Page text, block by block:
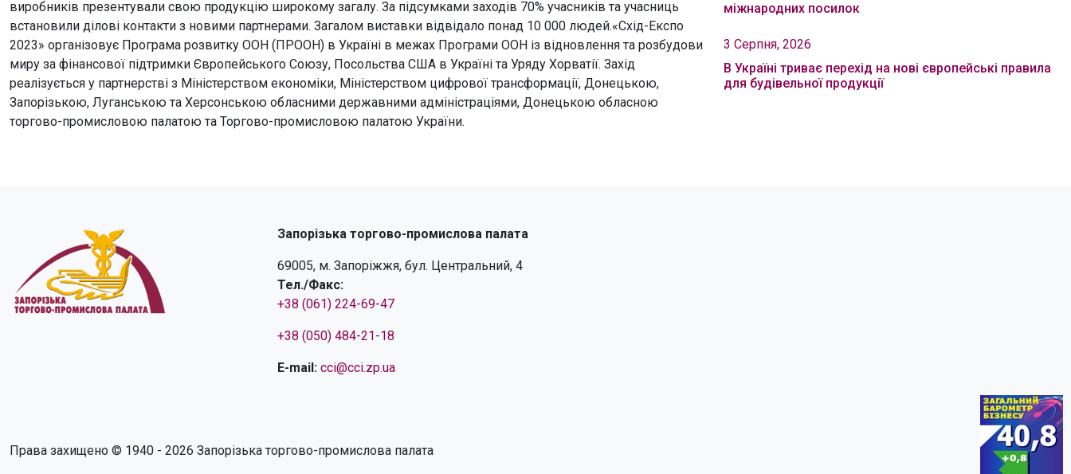
виробників презентували свою продукцію широкому загалу. За підсумками заходів 70% учасників та учасниць
встановили ділові контакти з новими партнерами. Загалом виставки відвідало понад 10 000 людей.«Схід-Експо
2023» організовує Програма розвитку ООН (ПРООН) в Україні в межах Програми ООН із відновлення та розбудови
миру за фінансової підтримки Європейського Союзу, Посольства США в Україні та Уряду Хорватії. Захід
реалізується у партнерстві з Міністерством економіки, Міністерством цифрової трансформації, Донецькою,
Запорізькою, Луганською та Херсонською обласними державними адміністраціями, Донецькою обласною
торгово-промисловою палатою та Торгово-промисловою палатою України.
міжнародних посилок
3 Серпня, 2026
В Україні триває перехід на нові європейські правила
для будівельної продукції
Запорізька торгово-промислова палата
69005, м. Запоріжжя, бул. Центральний, 4
Тел./Факс:
+38 (061) 224-69-47
+38 (050) 484-21-18
E-mail: cci@cci.zp.ua
Права захищено © 1940 - 2026 Запорізька торгово-промислова палата